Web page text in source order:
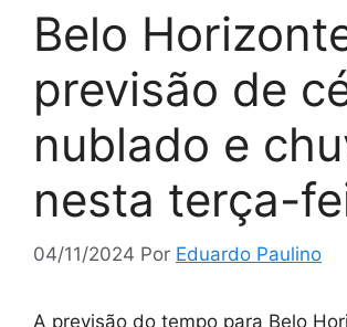
Belo
previsão de
nublado e
nesta terça-
04/11/2024 Por Eduardo Paulino
A previsão do tempo para Belo